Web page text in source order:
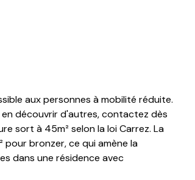
aux personnes à mobilité réduite.
découvrir d'autres, contactez dès
sort à 45m² selon la loi Carrez. La
bronzer, ce qui amène la
dans une résidence avec